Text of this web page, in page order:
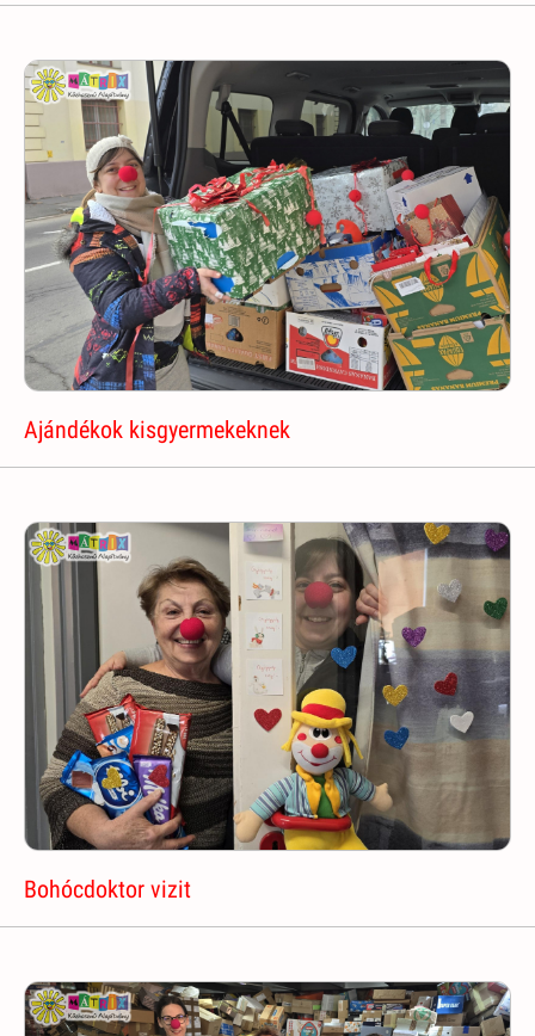
Ajándékok kisgyermekeknek
Bohócdoktor vizit